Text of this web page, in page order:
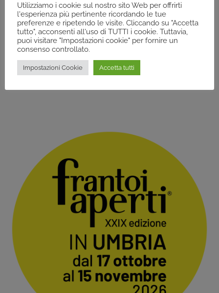
Giano Dell’Umbria – La Mangiaunta – 1/3
Novembre 2019
Utilizziamo i cookie sul nostro sito Web per offrirti
l'esperienza più pertinente ricordando le tue
preferenze e ripetendo le visite. Cliccando su "Accetta
tutto", acconsenti all'uso di TUTTI i cookie. Tuttavia,
puoi visitare "Impostazioni cookie" per fornire un
consenso controllato.
Impostazioni Cookie Accetta tutti